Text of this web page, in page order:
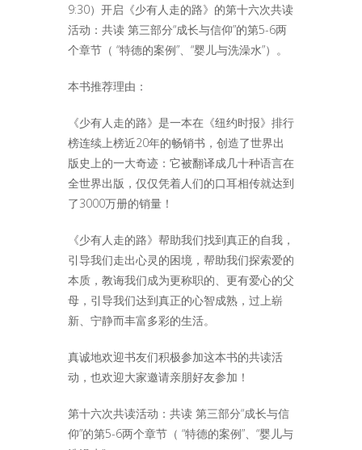
9:30）开启《少有人走的路》的第十六次共读
活动：共读 第三部分“成长与信仰”的第5-6两
个章节（ “特德的案例”、“婴儿与洗澡水”）。
本书推荐理由：
《少有人走的路》是一本在《纽约时报》排行
榜连续上榜近20年的畅销书，创造了世界出
版史上的一大奇迹：它被翻译成几十种语言在
全世界出版，仅仅凭着人们的口耳相传就达到
了3000万册的销量！
《少有人走的路》帮助我们找到真正的自我，
引导我们走出心灵的困境，帮助我们探索爱的
本质，教诲我们成为更称职的、更有爱心的父
母，引导我们达到真正的心智成熟，过上崭
新、宁静而丰富多彩的生活。
真诚地欢迎书友们积极参加这本书的共读活
动，也欢迎大家邀请亲朋好友参加！
第十六次共读活动：共读 第三部分“成长与信
仰”的第5-6两个章节（ “特德的案例”、“婴儿与